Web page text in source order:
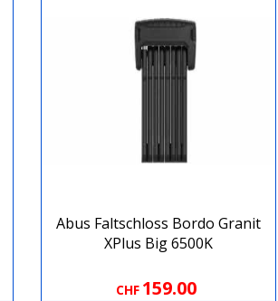
Abus Faltschloss Bordo Granit
XPlus Big 6500K
CHF 159.00